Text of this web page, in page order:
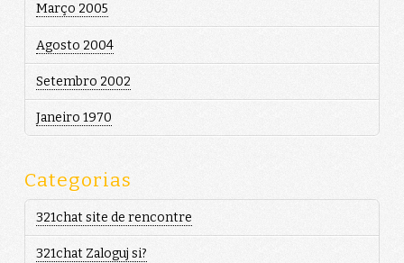
Março 2005
Agosto 2004
Setembro 2002
Janeiro 1970
Categorias
321chat site de rencontre
321chat Zaloguj si?